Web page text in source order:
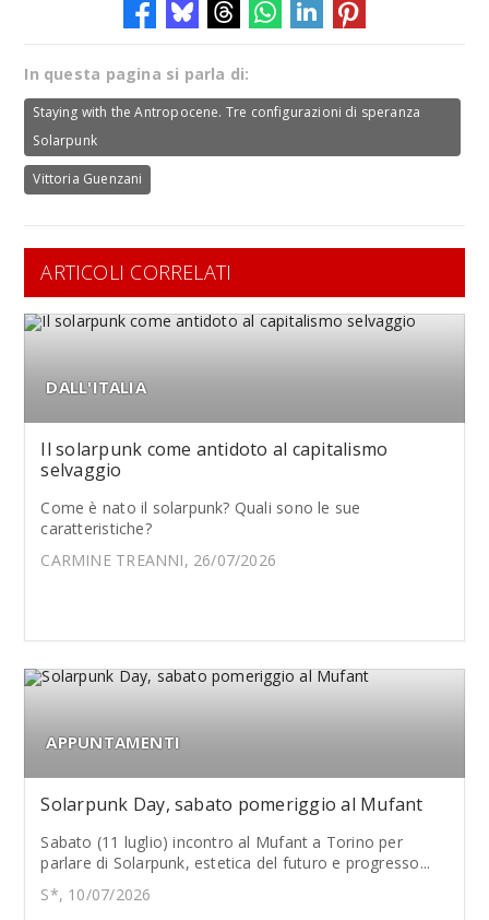
In questa pagina si parla di:
Staying with the Antropocene. Tre configurazioni di speranza
Solarpunk
Vittoria Guenzani
ARTICOLI CORRELATI
DALL'ITALIA
Il solarpunk come antidoto al capitalismo
selvaggio
Come è nato il solarpunk? Quali sono le sue
caratteristiche?
CARMINE TREANNI, 26/07/2026
APPUNTAMENTI
Solarpunk Day, sabato pomeriggio al Mufant
Sabato (11 luglio) incontro al Mufant a Torino per
parlare di Solarpunk, estetica del futuro e progresso...
S*, 10/07/2026